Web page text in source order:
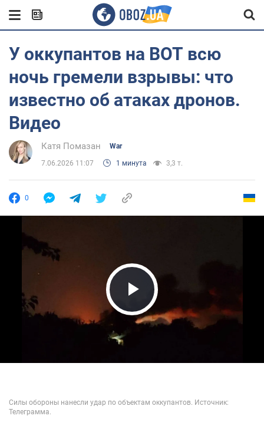
У оккупантов на ВОТ всю
ночь гремели взрывы: что
известно об атаках дронов.
Видео
Катя Помазан War
7.06.2026 11:07 1 минута 3,3 т.
0
Play Video